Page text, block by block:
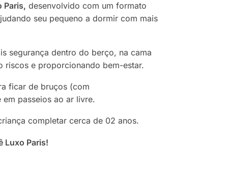
Paris, desenvolvido com um formato
seu pequeno a dormir com mais
segurança dentro do berço, na cama
riscos e proporcionando bem-estar.
ficar de bruços (com
passeios ao ar livre.
completar cerca de 02 anos.
Luxo Paris!